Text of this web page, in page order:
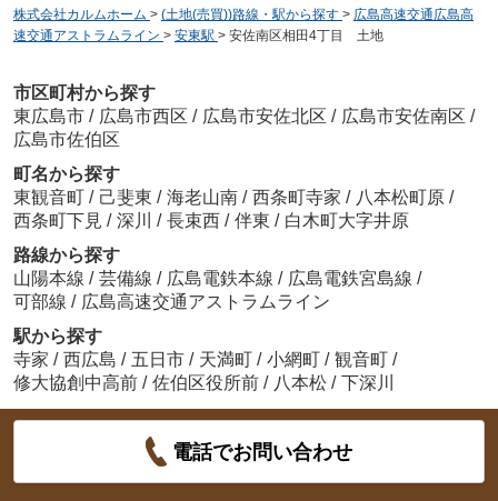
株式会社カルムホーム > (土地(売買))路線・駅から探す > 広島高速交通広島高
速交通アストラムライン > 安東駅 > 安佐南区相田4丁目 土地
市区町村から探す
東広島市 / 広島市西区 / 広島市安佐北区 / 広島市安佐南区 /
広島市佐伯区
町名から探す
東観音町 / 己斐東 / 海老山南 / 西条町寺家 / 八本松町原 /
西条町下見 / 深川 / 長束西 / 伴東 / 白木町大字井原
路線から探す
山陽本線 / 芸備線 / 広島電鉄本線 / 広島電鉄宮島線 /
可部線 / 広島高速交通アストラムライン
駅から探す
寺家 / 西広島 / 五日市 / 天満町 / 小網町 / 観音町 /
修大協創中高前 / 佐伯区役所前 / 八本松 / 下深川
電話でお問い合わせ